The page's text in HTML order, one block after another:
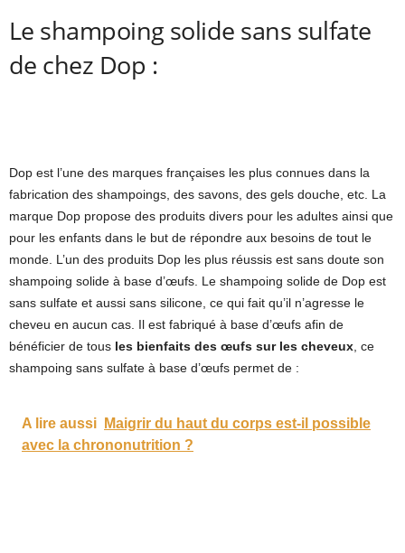
Le shampoing solide sans sulfate
de chez Dop :
Dop est l’une des marques françaises les plus connues dans la
fabrication des shampoings, des savons, des gels douche, etc. La
marque Dop propose des produits divers pour les adultes ainsi que
pour les enfants dans le but de répondre aux besoins de tout le
monde. L’un des produits Dop les plus réussis est sans doute son
shampoing solide à base d’œufs. Le shampoing solide de Dop est
sans sulfate et aussi sans silicone, ce qui fait qu’il n’agresse le
cheveu en aucun cas. Il est fabriqué à base d’œufs afin de
bénéficier de tous les bienfaits des œufs sur les cheveux , ce
shampoing sans sulfate à base d’œufs permet de :
A lire aussi
Maigrir du haut du corps est-il possible
avec la chrononutrition ?